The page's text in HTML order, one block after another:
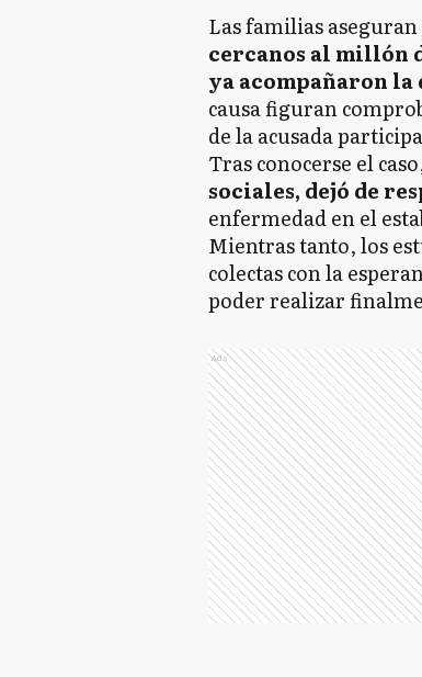
Las familias aseguran
cercanos al millón
ya acompañaron
causa figuran
de la acusada
Tras conocerse el
sociales, dejó de
enfermedad en el
Mientras tanto, los
colectas con la
poder realizar
Ads